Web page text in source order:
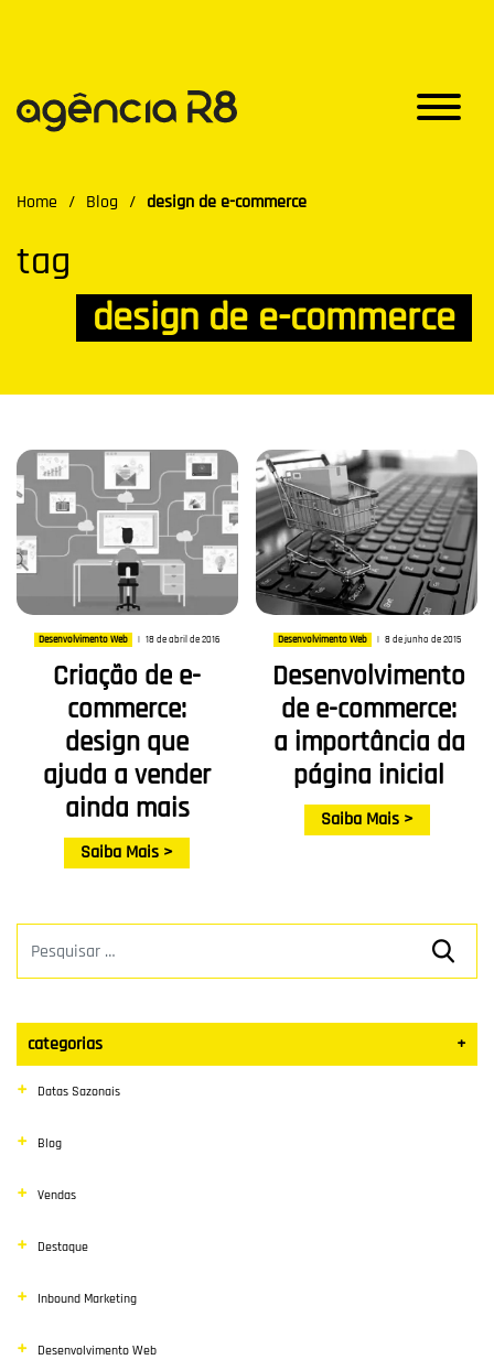
Home / Blog / design de e-commerce
tag
design de e-commerce
Desenvolvimento Web | 18 de abril de 2016
Criação de e-
commerce:
design que
ajuda a vender
ainda mais
Saiba Mais >
Desenvolvimento Web | 8 de junho de 2015
Desenvolvimento
de e-commerce:
a importância da
página inicial
Saiba Mais >
categorias +
Datas Sazonais
Blog
Vendas
Destaque
Inbound Marketing
Desenvolvimento Web